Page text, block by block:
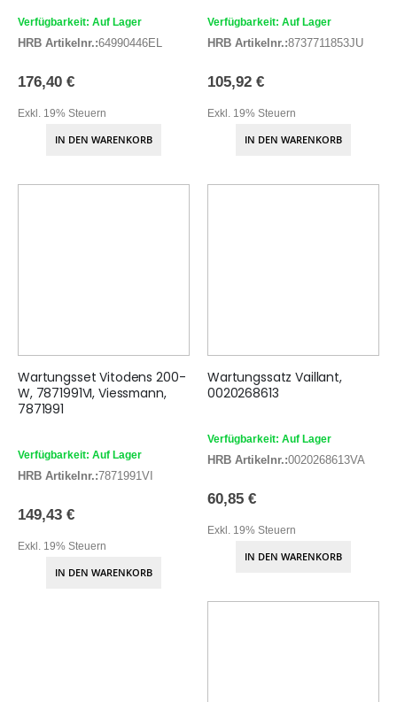
Verfügbarkeit: Auf Lager
HRB Artikelnr.:64990446EL
176,40 €
Exkl. 19% Steuern
IN DEN WARENKORB
Verfügbarkeit: Auf Lager
HRB Artikelnr.:8737711853JU
105,92 €
Exkl. 19% Steuern
IN DEN WARENKORB
Wartungsset Vitodens 200-
W, 7871991VI, Viessmann,
7871991
Verfügbarkeit: Auf Lager
HRB Artikelnr.:7871991VI
149,43 €
Exkl. 19% Steuern
IN DEN WARENKORB
Wartungssatz Vaillant,
0020268613
Verfügbarkeit: Auf Lager
HRB Artikelnr.:0020268613VA
60,85 €
Exkl. 19% Steuern
IN DEN WARENKORB